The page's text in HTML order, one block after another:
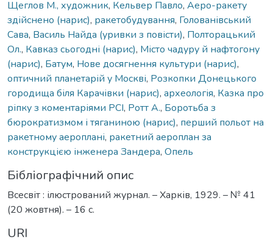
Щеглов М., художник, Кельвер Павло, Аеро-ракету
здійснено (нарис), ракетобудування, Голованівський
Сава, Василь Найда (уривки з повісти), Полторацький
Ол., Кавказ сьогодні (нарис), Місто чадуру й нафтогону
(нарис), Батум, Нове досягнення культури (нарис),
оптичний планетарій у Москві, Розкопки Донецького
городища біля Карачівки (нарис), археологія, Казка про
ріпку з коментаріями РСІ, Ротт А., Боротьба з
бюрократизмом і тяганиною (нарис), перший польот на
ракетному аероплані, ракетний аероплан за
конструкцією інженера Зандера, Опель
Бібліографічний опис
Всесвіт : ілюстрований журнал. – Харків, 1929. – № 41
(20 жовтня). – 16 с.
URI